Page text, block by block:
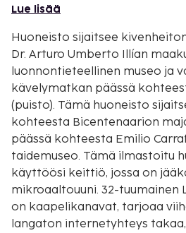
Lue lisää
Huoneisto sijaitsee
Dr. Arturo Umberto Illían
luonnontieteellinen museo ja
kävelymatkan päässä
(puisto). Tämä huoneisto sijaitsee 0,2 km:n päässä
kohteesta Bicentenaarion
päässä kohteesta Emilio
taidemuseo. Tämä ilmastoitu
käyttöösi keittiö, jossa on
mikroaaltouuni. 32-tuumainen
on kaapelikanavat, tarjoaa
langaton internetyhteys